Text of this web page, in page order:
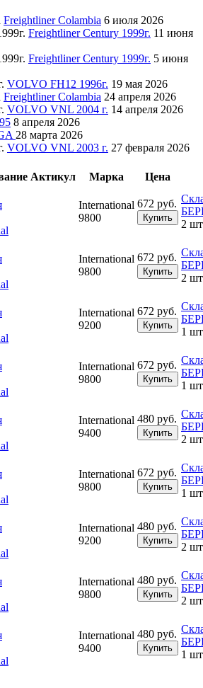
Freightliner Colambia 6 июля 2026
Freightliner Century 1999г. 11 июня
Freightliner Century 1999г. 5 июня
VOLVO FH12 1996г. 19 мая 2026
Freightliner Colambia 24 апреля 2026
VOLVO VNL 2004 г. 14 апреля 2026
8 апреля 2026
28 марта 2026
VOLVO VNL 2003 г. 27 февраля 2026
Актикул Марка
Цена
International
9800
672 руб.
Купить
2
International
9800
672 руб.
Купить
2
International
9200
672 руб.
Купить
1
International
9800
672 руб.
Купить
1
International
9400
480 руб.
Купить
2
International
9800
672 руб.
Купить
1
International
9200
480 руб.
Купить
2
International
9800
480 руб.
Купить
2
International
9400
480 руб.
Купить
1